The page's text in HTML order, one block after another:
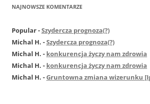
NAJNOWSZE KOMENTARZE
Popular-Szydercza prognoza(?)
Michal H. -Szydercza prognoza(?)
Michal H. - konkurencja życzy nam zdrowia
Michal H. - konkurencja życzy nam zdrowia
Michal H. -Gruntowna zmiana wizerunku